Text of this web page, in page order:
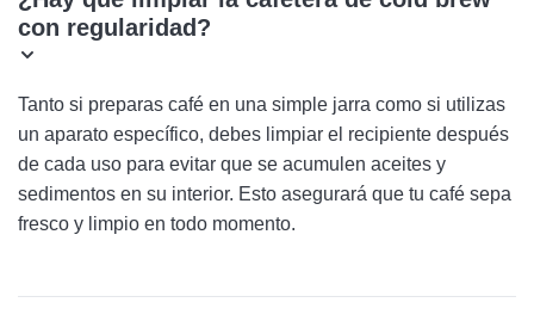
con regularidad?
Tanto si preparas café en una simple jarra como si utilizas
un aparato específico, debes limpiar el recipiente después
de cada uso para evitar que se acumulen aceites y
sedimentos en su interior. Esto asegurará que tu café sepa
fresco y limpio en todo momento.